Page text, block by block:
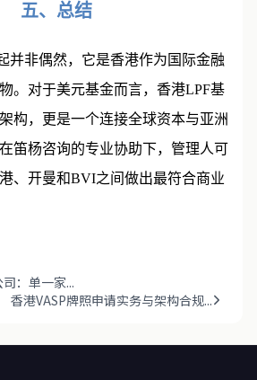
五、总结
并非偶然，它是香港作为国际金融
。对于美元基金而言，香港LPF基
构，更是一个连接全球资本与亚洲
笛杨咨询的专业协助下，管理人可
、开曼和BVI之间做出最符合商业
：单一家...
香港VASP牌照申请实务与架构合规...